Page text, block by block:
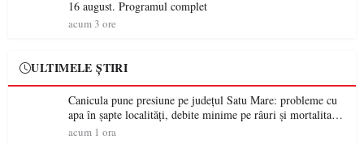
16 august. Programul complet
acum 3 ore
ULTIMELE ȘTIRI
Canicula pune presiune pe județul Satu Mare: probleme cu
apa în șapte localități, debite minime pe râuri și mortalitate
piscicolă la Lacul Călinești
acum 1 ora